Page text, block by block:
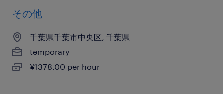
その他
千葉県千葉市中央区, 千葉県
temporary
¥1378.00 per hour